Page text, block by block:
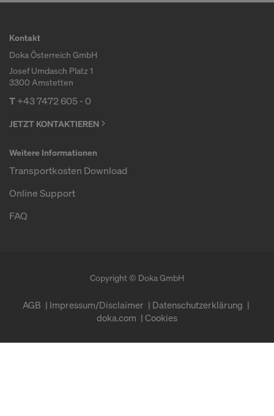
Kontakt
Doka Österreich GmbH
Josef Umdasch Platz 1
3300 Amstetten
T+43 7472 605 - 0
JETZT KONTAKTIEREN
Weitere Informationen
Transportkosten Download
Online Support
FAQ
Copyright © Doka GmbH
AGB Impressum/Disclaimer
Datenschutzerklärung
doka.com
Cookies